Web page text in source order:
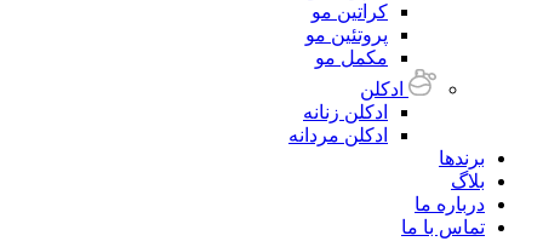
کراتین مو
پروتئین مو
مکمل مو
ادکلن
ادکلن زنانه
ادکلن مردانه
برندها
بلاگ
درباره ما
تماس با ما